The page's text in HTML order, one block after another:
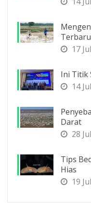
17
Ini Titik
14
Darat
28
Tips
Hias
19